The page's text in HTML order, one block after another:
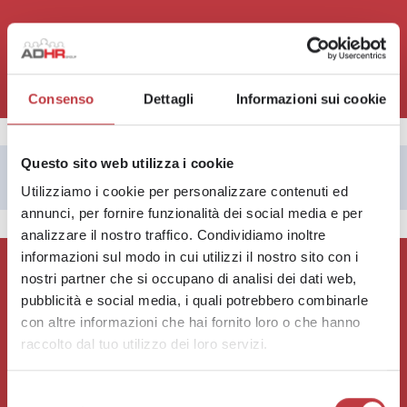
Consenso Dettagli Informazioni sui cookie
Questo sito web utilizza i cookie
Utilizziamo i cookie per personalizzare contenuti ed
annunci, per fornire funzionalità dei social media e per
analizzare il nostro traffico. Condividiamo inoltre
informazioni sul modo in cui utilizzi il nostro sito con i
nostri partner che si occupano di analisi dei dati web,
pubblicità e social media, i quali potrebbero combinarle
con altre informazioni che hai fornito loro o che hanno
raccolto dal tuo utilizzo dei loro servizi.
Elementor #19287
CANDIDATI
CHI SIAMO